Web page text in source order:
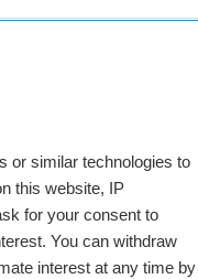
or similar technologies to
this website, IP
for your consent to
You can withdraw
interest at any time by
is
dan